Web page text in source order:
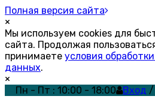
Полная версия сайта
×
Мы используем cookies для
сайта. Продолжая
принимаете условия
данных.
×
Пн - Пт : 10:00 - 18:00
Вход /